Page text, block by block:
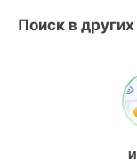
Поиск в